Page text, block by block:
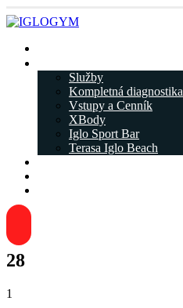
Služby
Kompletná diagnostika
Vstupy a Cenník
XBody
Iglo Sport Bar
Terasa Iglo Beach
28
1